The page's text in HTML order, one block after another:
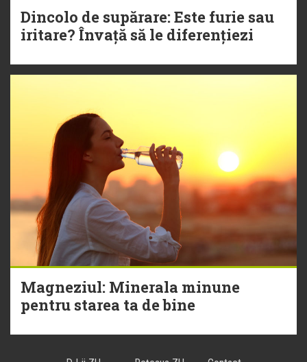
Dincolo de supărare: Este furie sau
iritare? Învață să le diferențiezi
Magneziul: Minerala minune
pentru starea ta de bine